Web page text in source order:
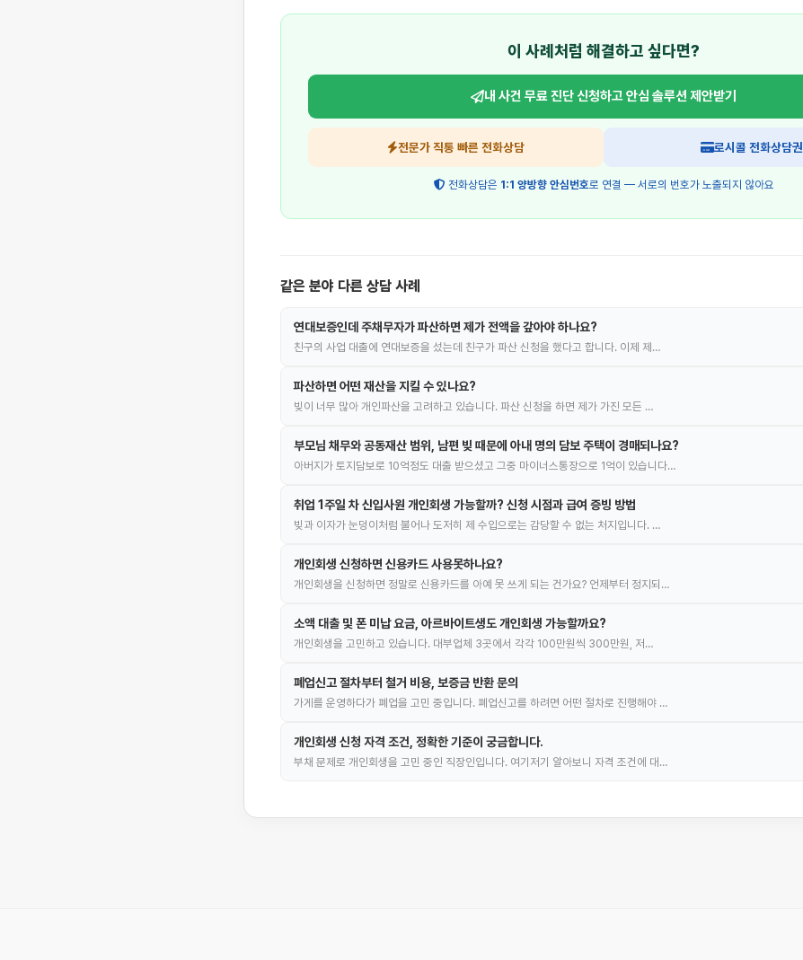
이 사례처럼 해결하고 싶다면?
내 사건 무료 진단 신청하고안심 솔루션 제안받기
전문가 직통 빠른 전화상담 로시콜 전화상담권
전화상담은 1:1 양방향 안심번호로 연결 — 서로의 번호가 노출되지 않아요
같은 분야 다른 상담 사례
연대보증인데 주채무자가 파산하면 제가 전액을 갚아야 하나요?
친구의 사업 대출에 연대보증을 섰는데 친구가 파산 신청을 했다고 합니다. 이제 제…
파산하면 어떤 재산을 지킬 수 있나요?
빚이 너무 많아 개인파산을 고려하고 있습니다. 파산 신청을 하면 제가 가진 모든 …
부모님 채무와 공동재산 범위, 남편 빚 때문에 아내 명의 담보 주택이 경매되나요?
아버지가 토지담보로 10억정도 대출 받으셨고 그중 마이너스통장으로 1억이 있습니다…
취업 1주일 차 신입사원 개인회생 가능할까? 신청 시점과 급여 증빙 방법
빚과 이자가 눈덩이처럼 불어나 도저히 제 수입으로는 감당할 수 없는 처지입니다. …
개인회생 신청하면 신용카드 사용못하나요?
개인회생을 신청하면 정말로 신용카드를 아예 못 쓰게 되는 건가요? 언제부터 정지되…
소액 대출 및 폰 미납 요금, 아르바이트생도 개인회생 가능할까요?
개인회생을 고민하고 있습니다. 대부업체 3곳에서 각각 100만원씩 300만원, 저…
폐업신고 절차부터 철거 비용, 보증금 반환 문의
가게를 운영하다가 폐업을 고민 중입니다. 폐업신고를 하려면 어떤 절차로 진행해야 …
개인회생 신청 자격 조건, 정확한 기준이 궁금합니다.
부채 문제로 개인회생을 고민 중인 직장인입니다. 여기저기 알아보니 자격 조건에 대…